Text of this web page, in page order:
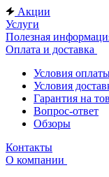
Акции
Услуги
Полезная
Оплата и доставка
Условия
Условия
Гарантия на
Вопрос-ответ
Обзоры
Контакты
О компании